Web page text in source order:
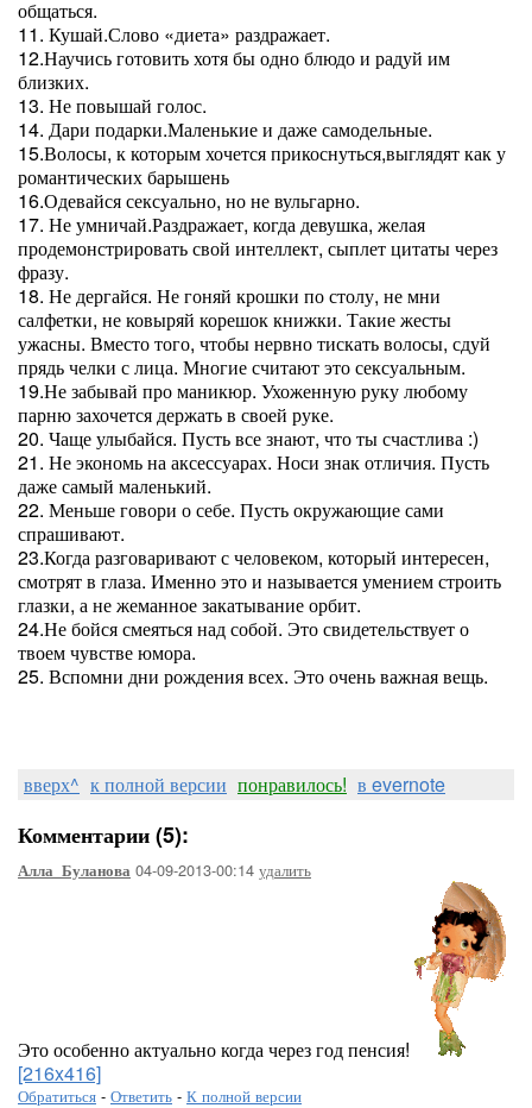
общаться.
11. Кушай.Слово «диета» раздражает.
12.Научись готовить хотя бы одно блюдо и радуй им
близких.
13. Не повышай голос.
14. Дари подарки.Маленькие и даже самодельные.
15.Волосы, к которым хочется прикоснуться,выглядят как у
романтических барышень
16.Одевайся сексуально, но не вульгарно.
17. Не умничай.Раздражает, когда девушка, желая
продемонстрировать свой интеллект, сыплет цитаты через
фразу.
18. Не дергайся. Не гоняй крошки по столу, не мни
салфетки, не ковыряй корешок книжки. Такие жесты
ужасны. Вместо того, чтобы нервно тискать волосы, сдуй
прядь челки с лица. Многие считают это сексуальным.
19.Не забывай про маникюр. Ухоженную руку любому
парню захочется держать в своей руке.
20. Чаще улыбайся. Пусть все знают, что ты счастлива :)
21. Не экономь на аксессуарах. Носи знак отличия. Пусть
даже самый маленький.
22. Меньше говори о себе. Пусть окружающие сами
спрашивают.
23.Когда разговаривают с человеком, который интересен,
смотрят в глаза. Именно это и называется умением строить
глазки, а не жеманное закатывание орбит.
24.Не бойся смеяться над собой. Это свидетельствует о
твоем чувстве юмора.
25. Вспомни дни рождения всех. Это очень важная вещь.
вверх^ к полной версии понравилось! в evernote
Комментарии (5):
Алла_Буланова 04-09-2013-00:14 удалить
Это особенно актуально когда через год пенсия!
[216x416]
Обратиться - Ответить - К полной версии